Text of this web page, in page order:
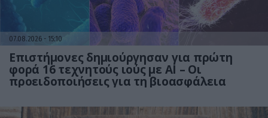
07.08.2026 15:10
Επιστήμονες δημιούργησαν για πρώτη
φορά 16 τεχνητούς ιούς με AI – Οι
προειδοποιήσεις για τη βιοασφάλεια